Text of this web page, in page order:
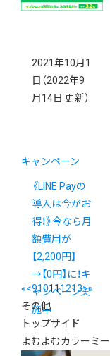
2021年10月1
日 （2022年9
月14日 更新）
キャンペーン
《LINE Payの
導入は今がお
得！》今なら月
額費用が
【2,200円】
→【0円】に！キ
ャンペーン実
施中
«<910111213>»
その他
トップサイド
よむよむカラーミー